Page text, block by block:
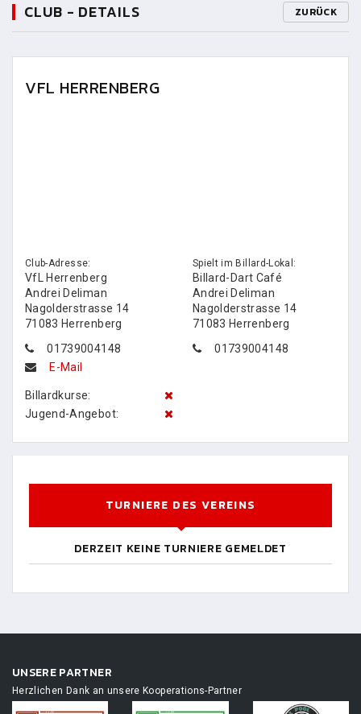
CLUB - DETAILS ZURÜCK
VFL HERRENBERG
Club-Adresse:
VfL Herrenberg
Andrei Deliman
Nagolderstrasse 14
71083 Herrenberg
01739004148
E-Mail
Billardkurse:
Jugend-Angebot:
Spielt im Billard-Lokal:
Billard-Dart Café
Andrei Deliman
Nagolderstrasse 14
71083 Herrenberg
01739004148
TURNIERE DES VEREINS
DERZEIT KEINE TURNIERE GEMELDET
UNSERE PARTNER
Herzlichen Dank an unsere Kooperations-Partner